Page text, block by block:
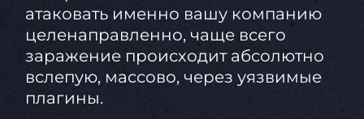
атаковать именно вашу компанию
целенаправленно, чаще всего
заражение происходит абсолютно
вслепую, массово, через уязвимые
плагины.